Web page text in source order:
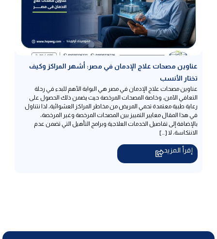
عناوين مصحات علاج الإدمان في مصر: أشهر المراكز وكيف
تختار الأنسب
عناوين مصحات علاج الإدمان في مصر هي البوابة الأهم للبدء في رحلة
التعافي الآمن، وخاصة المصحات المرخصة حيث يضمن ذلك الحصول على
رعاية طبية معتمدة تحمي المريض من مخاطر المراكز العشوائية، لذا نتناول
في هذا المقال معايير التمييز بين المصحات المرخصة وغير المرخصة،
بالإضافة إلى تفاصيل الخدمات العلاجية وبرامج التأهيل التي تضمن عدم
الانتكاسة، لا […]
إقرأ المزيد